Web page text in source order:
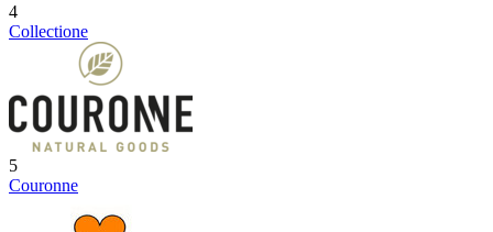
4
Collectione
5
Couronne